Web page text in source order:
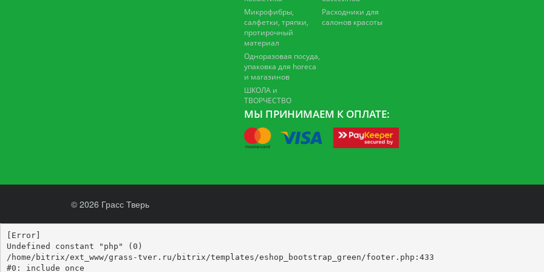
Микрофибры,
салфетки, тряпки,
протирочный
материал
Одноразовая посуда,
упаковка для horeca
и магазинов
ШКОЛА и
ТВОРЧЕСТВО
Расходники для
салонов красоты
МЫ ПРИНИМАЕМ К ОПЛАТЕ:
© 2026 Грасс Тверь
[Error]
Undefined constant "php" (0)
/home/bitrix/ext_www/grass-tver.ru/bitrix/templates/eshop_bootstrap_green/footer.php:433
#0: include_once